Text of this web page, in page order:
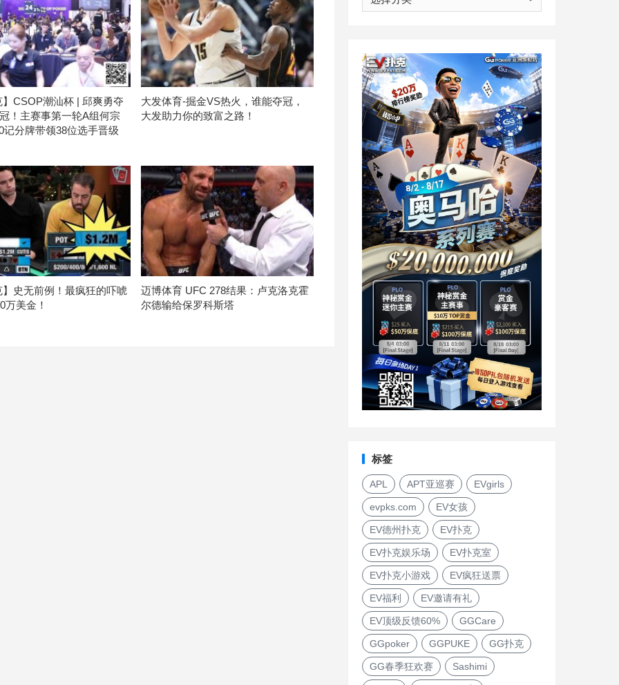
CSOP潮汕杯 | 邱爽勇夺
！主赛事第一轮A组何宗
记分牌带领38位选手晋级
大发体育-掘金VS热火，谁能夺冠，
大发助力你的致富之路！
】史无前例！最疯狂的吓唬
万美金！
迈博体育 UFC 278结果：卢克洛克霍
尔德输给保罗科斯塔
类
标签
APL APT亚巡赛 EVgirls
evpks.com EV女孩
EV德州扑克 EV扑克
EV扑克娱乐场 EV扑克室
EV扑克小游戏 EV疯狂送票
EV福利 EV邀请有礼
EV顶级反馈60% GGCare
GGpoker GGPUKE GG扑克
GG春季狂欢赛 Sashimi